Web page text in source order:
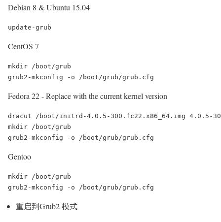
Debian 8 & Ubuntu 15.04
CentOS 7
mkdir /boot/grub
Fedora 22 - Replace with the current kernel version
dracut /boot/initrd-4.0.5-300.fc22.x86_64.img 4.0.5-
mkdir /boot/grub
Gentoo
mkdir /boot/grub
重启到Grub2 模式